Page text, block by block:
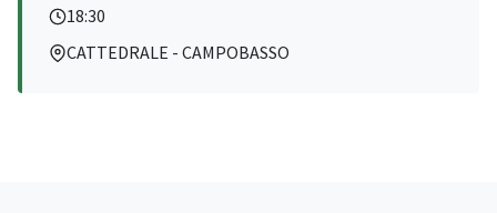
18:30
CATTEDRALE - CAMPOBASSO